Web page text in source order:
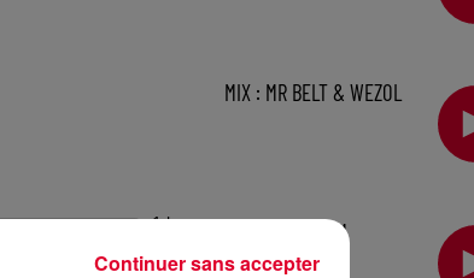
1 h
MIX : MR BELT & WEZOL
MIX : TOOLROOM
Continuer sans accepter